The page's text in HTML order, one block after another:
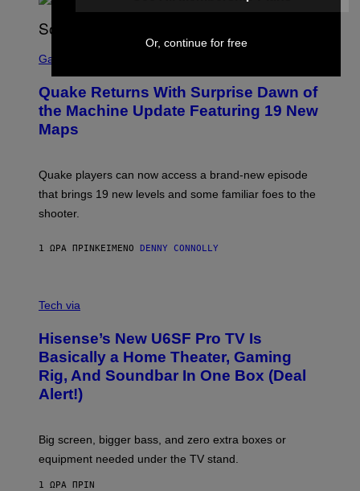
E
/
T
Y
I
M
A
G
C
E
N
S
H
M
A
C
H
E
S
I
D
S
O
F
T
E
Gaming
Quake Returns With Surprise Dawn of
the Machine Update Featuring 19 New
Maps
Quake players can now access a brand-new episode
that brings 19 new levels and some familiar foes to the
shooter.
1 ΏΡΑ ΠΡΙΝΚΕΊΜΕΝΟ DENNY CONNOLLY
I
I
S
E
N
S
E
Tech via
Hisense’s New U6SF Pro TV Is
Basically a Home Theater, Gaming
Rig, And Soundbar In One Box (Deal
Alert!)
Big screen, bigger bass, and zero extra boxes or
equipment needed under the TV stand.
1 ΏΡΑ ΠΡΙΝ
Or, continue for free